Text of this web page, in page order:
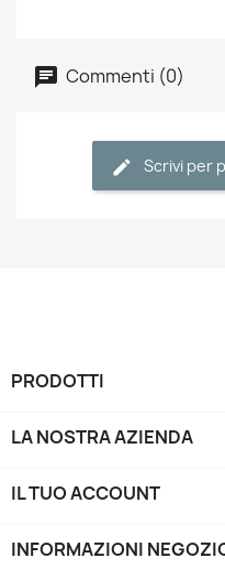
Commenti (0)
Scrivi per
PRODOTTI
LA NOSTRA AZIENDA
IL TUO ACCOUNT
INFORMAZIONI